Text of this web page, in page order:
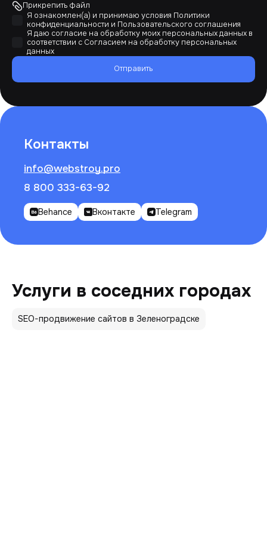
Прикрепить файл
Я ознакомлен(а) и принимаю условия Политики
конфиденциальности и Пользовательского соглашения
Я даю согласие на обработку моих персональных данных в
соответствии с Согласием на обработку персональных
данных
Отправить
Контакты
info@webstroy.pro
8 800 333-63-92
Behance Вконтакте Telegram
Услуги в соседних городах
SEO-продвижение сайтов в Зеленоградске